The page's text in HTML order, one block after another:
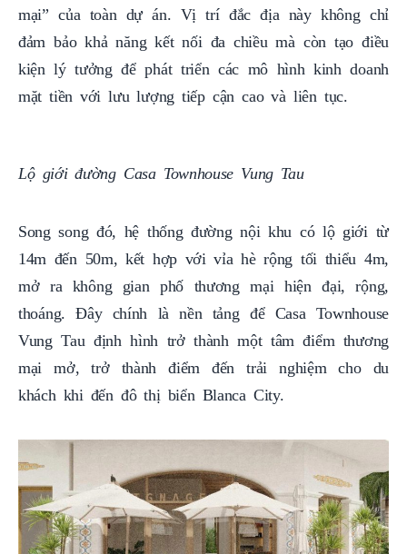
mại” của toàn dự án. Vị trí đắc địa này không chỉ
đảm bảo khả năng kết nối đa chiều mà còn tạo điều
kiện lý tưởng để phát triển các mô hình kinh doanh
mặt tiền với lưu lượng tiếp cận cao và liên tục.
Lộ giới đường Casa Townhouse Vung Tau
Song song đó, hệ thống đường nội khu có lộ giới từ
14m đến 50m, kết hợp với vỉa hè rộng tối thiểu 4m,
mở ra không gian phố thương mại hiện đại, rộng,
thoáng. Đây chính là nền tảng để Casa Townhouse
Vung Tau định hình trở thành một tâm điểm thương
mại mở, trở thành điểm đến trải nghiệm cho du
khách khi đến đô thị biển Blanca City.